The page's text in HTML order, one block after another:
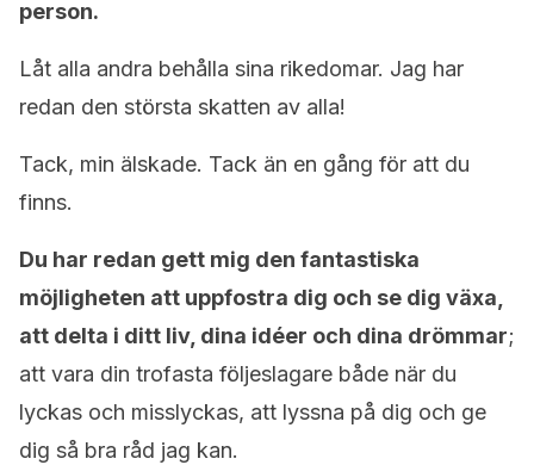
person.
Låt alla andra behålla sina rikedomar. Jag har
redan den största skatten av alla!
Tack, min älskade. Tack än en gång för att du
finns.
Du har redan gett mig den fantastiska
möjligheten att uppfostra dig och se dig växa,
att delta i ditt liv, dina idéer och dina drömmar;
att vara din trofasta följeslagare både när du
lyckas och misslyckas, att lyssna på dig och ge
dig så bra råd jag kan.